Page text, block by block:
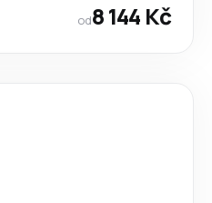
od8 144 Kč